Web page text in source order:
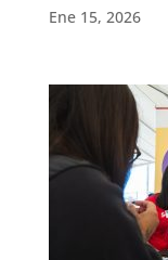
Ene 15, 2026